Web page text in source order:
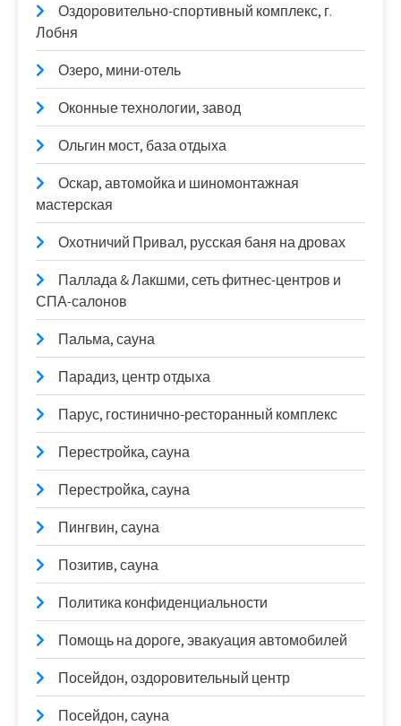
Оздоровительно-спортивный комплекс, г.
Лобня
Озеро, мини-отель
Оконные технологии, завод
Ольгин мост, база отдыха
Оскар, автомойка и шиномонтажная
мастерская
Охотничий Привал, русская баня на дровах
Паллада & Лакшми, сеть фитнес-центров и
СПА-салонов
Пальма, сауна
Парадиз, центр отдыха
Парус, гостинично-ресторанный комплекс
Перестройка, сауна
Перестройка, сауна
Пингвин, сауна
Позитив, сауна
Политика конфиденциальности
Помощь на дороге, эвакуация автомобилей
Посейдон, оздоровительный центр
Посейдон, сауна